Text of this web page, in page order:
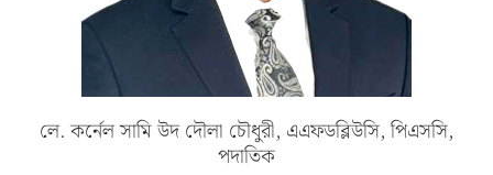
লে. কর্নেল সামি উদ দৌলা চৌধুরী, এএফডব্লিউসি, পিএসসি,
পদাতিক